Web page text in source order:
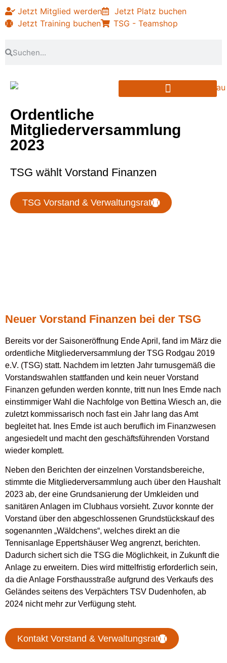
Jetzt Mitglied werden
Jetzt Platz buchen
Jetzt Training buchen
TSG - Teamshop
Ordentliche
Mitgliederversammlung
2023
TSG wählt Vorstand Finanzen
TSG Vorstand & Verwaltungsrat
Neuer Vorstand Finanzen bei der TSG
Bereits vor der Saisoneröffnung Ende April, fand im März die
ordentliche Mitgliederversammlung der TSG Rodgau 2019
e.V. (TSG) statt. Nachdem im letzten Jahr turnusgemäß die
Vorstandswahlen stattfanden und kein neuer Vorstand
Finanzen gefunden werden konnte, tritt nun Ines Emde nach
einstimmiger Wahl die Nachfolge von Bettina Wiesch an, die
zuletzt kommissarisch noch fast ein Jahr lang das Amt
begleitet hat. Ines Emde ist auch beruflich im Finanzwesen
angesiedelt und macht den geschäftsführenden Vorstand
wieder komplett.
Neben den Berichten der einzelnen Vorstandsbereiche,
stimmte die Mitgliederversammlung auch über den Haushalt
2023 ab, der eine Grundsanierung der Umkleiden und
sanitären Anlagen im Clubhaus vorsieht. Zuvor konnte der
Vorstand über den abgeschlossenen Grundstückskauf des
sogenannten „Wäldchens“, welches direkt an die
Tennisanlage Eppertshäuser Weg angrenzt, berichten.
Dadurch sichert sich die TSG die Möglichkeit, in Zukunft die
Anlage zu erweitern. Dies wird mittelfristig erforderlich sein,
da die Anlage Forsthausstraße aufgrund des Verkaufs des
Geländes seitens des Verpächters TSV Dudenhofen, ab
2024 nicht mehr zur Verfügung steht.
Kontakt Vorstand & Verwaltungsrat